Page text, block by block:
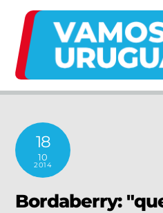
content
18
10
2014
Bordaberry: